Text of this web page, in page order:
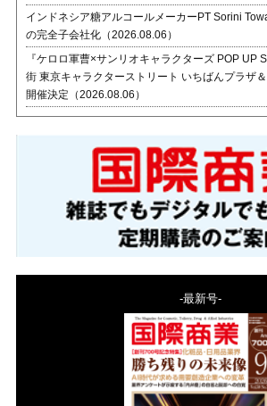
インドネシア糖アルコールメーカーPT Sorini
の完全子会社化（2026.08.06）
『ケロロ軍曹×サンリオキャラクターズ POP UP
街 東京キャラクターストリート いちばんプラザ
開催決定（2026.08.06）
-最新号-